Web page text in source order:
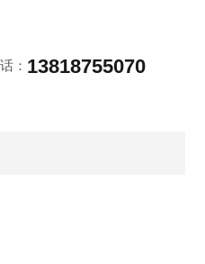
： 13818755070